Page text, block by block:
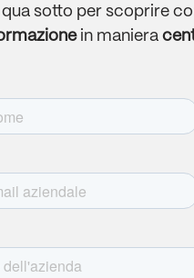
sotto per scoprire
in maniera